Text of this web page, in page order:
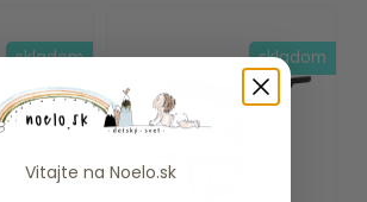
skladom skladom
Vitajte na Noelo.sk